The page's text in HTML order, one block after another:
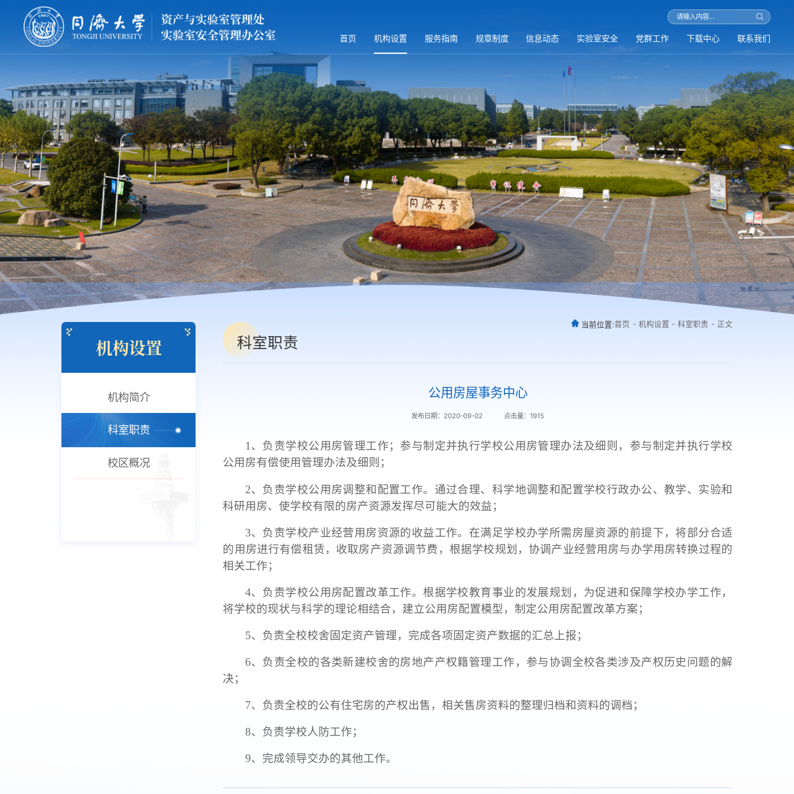
首页 机构设置 服务指南 规章制度 信息动态 实验室安全 党群工作 下载中心 联系我们
机构设置
机构简介
科室职责
校区概况
科室职责
当前位置:首页 - 机构设置 - 科室职责 - 正文
公用房屋事务中心
发布日期：2020-09-02 点击量：1915
1、负责学校公用房管理工作；参与制定并执行学校公用房管理办法及细则，参与制定并执行学校
公用房有偿使用管理办法及细则；
2、负责学校公用房调整和配置工作。通过合理、科学地调整和配置学校行政办公、教学、实验和
科研用房、使学校有限的房产资源发挥尽可能大的效益；
3、负责学校产业经营用房资源的收益工作。在满足学校办学所需房屋资源的前提下，将部分合适
的用房进行有偿租赁，收取房产资源调节费，根据学校规划，协调产业经营用房与办学用房转换过程的
相关工作；
4、负责学校公用房配置改革工作。根据学校教育事业的发展规划，为促进和保障学校办学工作，
将学校的现状与科学的理论相结合，建立公用房配置模型，制定公用房配置改革方案；
5、负责全校校舍固定资产管理，完成各项固定资产数据的汇总上报；
6、负责全校的各类新建校舍的房地产产权籍管理工作，参与协调全校各类涉及产权历史问题的解
决；
7、负责全校的公有住宅房的产权出售，相关售房资料的整理归档和资料的调档；
8、负责学校人防工作；
9、完成领导交办的其他工作。